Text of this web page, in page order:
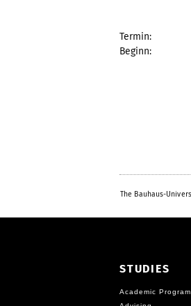
Termin:
Beginn:
The Bauhaus-
STUDIES
Academic